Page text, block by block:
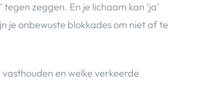
zeggen. En je lichaam kan ‘ja’
je onbewuste blokkades om niet af te
en welke verkeerde